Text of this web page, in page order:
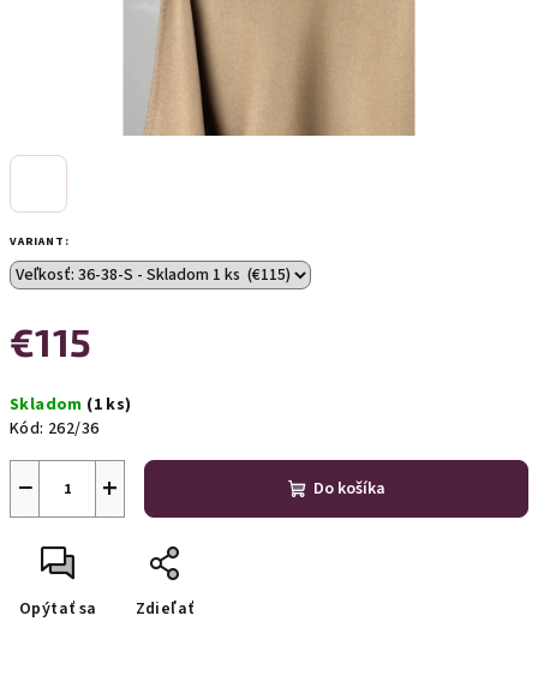
VARIANT:
€115
cena:
Skladom (1 ks)
Kód: 262/36
+
− Do košíka
Opýtať sa Zdieľať